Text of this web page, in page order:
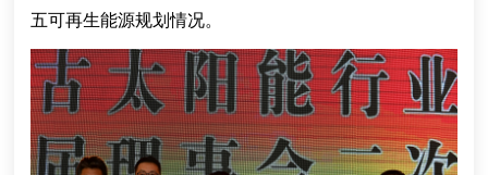
五可再生能源规划情况。